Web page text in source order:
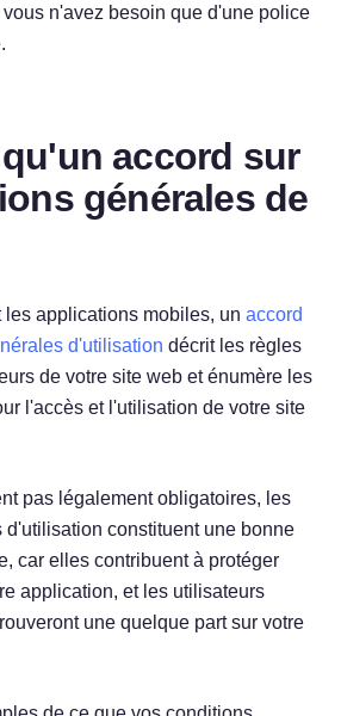
n'avez besoin que d'une police
accord sur
générales de
les applications mobiles, un accord
d'utilisation décrit les règles
de votre site web et énumère les
l'accès et l'utilisation de votre site
pas légalement obligatoires, les
constituent une bonne
car elles contribuent à protéger
application, et les utilisateurs
une quelque part sur votre